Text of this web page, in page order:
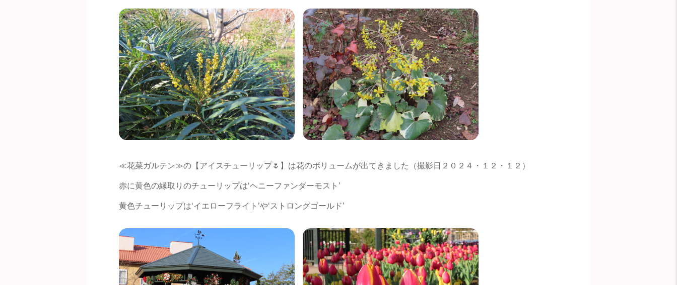
≪花菜ガルテン≫の【アイスチューリップ🌷】は花のボリュームが出てきました（撮影日２０２４・１２・１２）
赤に黄色の縁取りのチューリップは‘ヘニーファンダーモスト’
黄色チューリップは‘イエローフライト’や‘ストロングゴールド’